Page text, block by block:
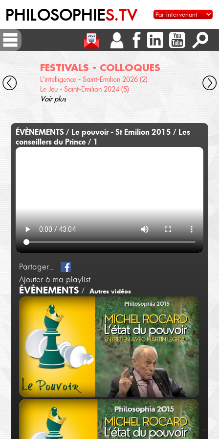
PHILOSOPHIES.TV
FESTIVALS - COLLOQUES
L'intelligence - Saint-Emilion 2026 (2)
Le Jeu - Saint-Emilion 2024 (5)
Voir plus
ÉVÈNEMENTS / Le pouvoir - St Emilion 2015 / Les
conseillers du Prince / 1
Partager...
Ajouter à ma playlist
ÉVÈNEMENTS /Autres vidéos